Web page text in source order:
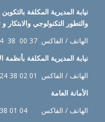
نيابة المديرية المكلفة
والتطور التكنولوجي والابتكار و
الهاتف / الفاكس 37 00 38 24 (+213)
نيابة المديرية المكلفة بأنظمة
الهاتف / الفاكس 01 02 38 24 (+213)
الأمانة العامة
الهاتف / الفاكس 04 01 38 24(+213)